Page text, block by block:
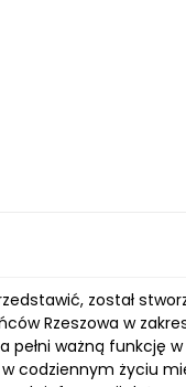
został
Rzeszowa w
ważną funkcję
codziennym życiu